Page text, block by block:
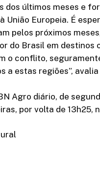
dos últimos meses e
União Europeia. É
pelos próximos
do Brasil em destinos
o conflito,
a estas regiões”,
Agro diário, de
por volta de 13h25,